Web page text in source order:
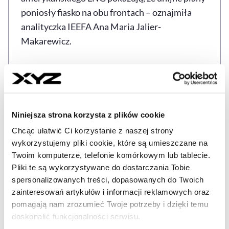
Niniejsza strona korzysta z plików cookie
Chcąc ułatwić Ci korzystanie z naszej strony
wykorzystujemy pliki cookie, które są umieszczane na
Twoim komputerze, telefonie komórkowym lub tablecie.
Pliki te są wykorzystywane do dostarczania Tobie
spersonalizowanych treści, dopasowanych do Twoich
zainteresowań artykułów i informacji reklamowych oraz
pomagają nam zrozumieć Twoje potrzeby i dzięki temu
doskonalić funkcjonalności serwisu.
poniosły fiasko na obu frontach – oznajmiła
analityczka IEEFA Ana Maria Jalier-
Makarewicz.
bezpieczeństwa energetycznego Europy”,
zakłóceń w dostawach – dodała.
Według IEEFAudział LNG sprowadzanego do
UE z USA może już do 2028 r. wynieść 80 proc.
Źródło: PAP, XYZ